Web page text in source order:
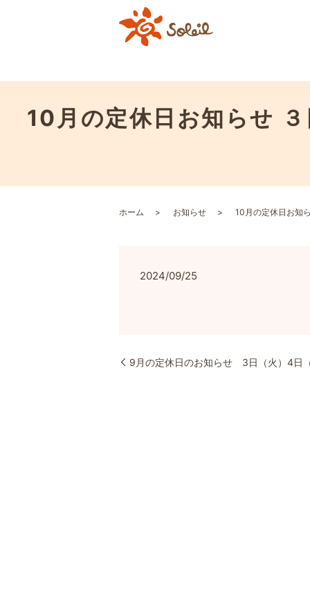
10月の定休日お知らせ
ホーム お知らせ 10月の定休日お知
2024/09/25
9月の定休日のお知らせ 3日（火）4日